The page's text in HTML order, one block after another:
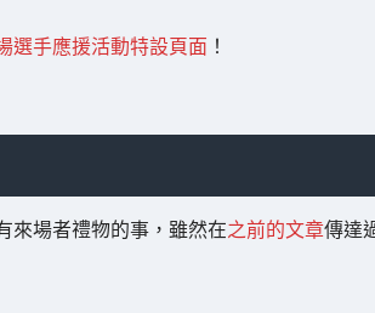
選手應援活動特設頁面 ！
來場者禮物的事，雖然在之前的文章傳達